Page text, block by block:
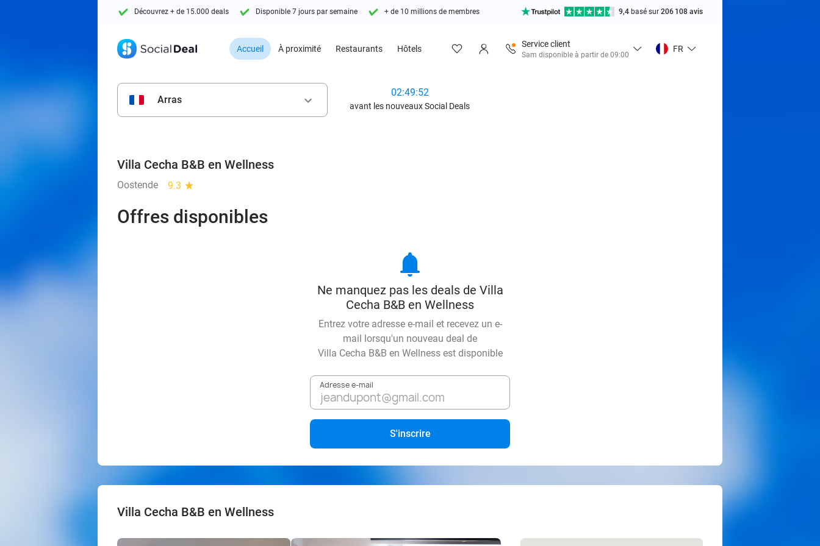
Découvrez + de 15.000 deals Disponible 7 jours par semaine + de 10 millions de membres 9,4 basé sur 206 108 avis
Accueil À proximité Restaurants Hôtels
Service client
Sam disponible à partir de 09:00
FR
Arras keyboard_arrow_down
02:49:50
avant les nouveaux Social Deals
Villa Cecha B&B en Wellness
Oostende 9.3 star
Offres disponibles
notifications
Ne manquez pas les deals de Villa
Cecha B&B en Wellness
Entrez votre adresse e-mail et recevez un e-
mail lorsqu'un nouveau deal de
Villa Cecha B&B en Wellnessest disponible
Adresse e-mail
S'inscrire
Villa Cecha B&B en Wellness